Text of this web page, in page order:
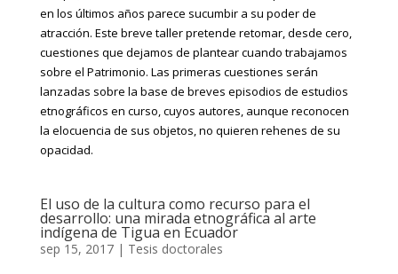
en los últimos años parece sucumbir a su poder de
atracción. Este breve taller pretende retomar, desde cero,
cuestiones que dejamos de plantear cuando trabajamos
sobre el Patrimonio. Las primeras cuestiones serán
lanzadas sobre la base de breves episodios de estudios
etnográficos en curso, cuyos autores, aunque reconocen
la elocuencia de sus objetos, no quieren rehenes de su
opacidad.
El uso de la cultura como recurso para el
desarrollo: una mirada etnográfica al arte
indígena de Tigua en Ecuador
sep 15, 2017| Tesis doctorales